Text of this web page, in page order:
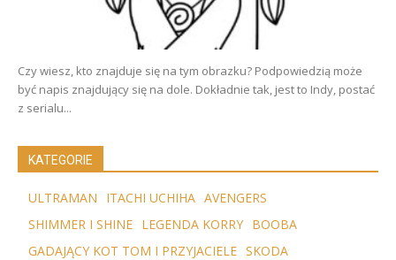
Czy wiesz, kto znajduje się na tym obrazku? Podpowiedzią może
być napis znajdujący się na dole. Dokładnie tak, jest to Indy, postać
z serialu...
KATEGORIE
ULTRAMAN ITACHI UCHIHA AVENGERS
SHIMMER I SHINE LEGENDA KORRY BOOBA
GADAJĄCY KOT TOM I PRZYJACIELE SKODA